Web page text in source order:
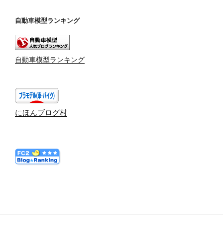
自動車模型ランキング
自動車模型ランキング
にほんブログ村